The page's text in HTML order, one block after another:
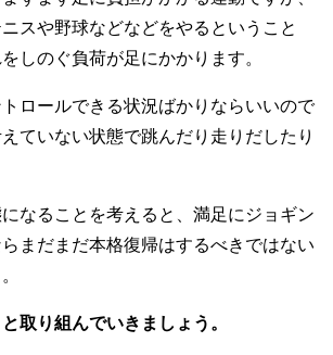
スや野球などなどをやるということ
しのぐ負荷が足にかかります。
ロールできる状況ばかりならいいので
ていない状態で跳んだり走りだしたり
なることを考えると、満足にジョギン
まだまだ本格復帰はするべきではない
取り組んでいきましょう。